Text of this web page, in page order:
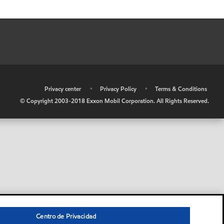
Privacy center • Privacy Policy •
Terms & Conditions
© Copyright 2003-2018 Exxon Mobil Corporation. All Rights Reserved.
Centro de Privacidad